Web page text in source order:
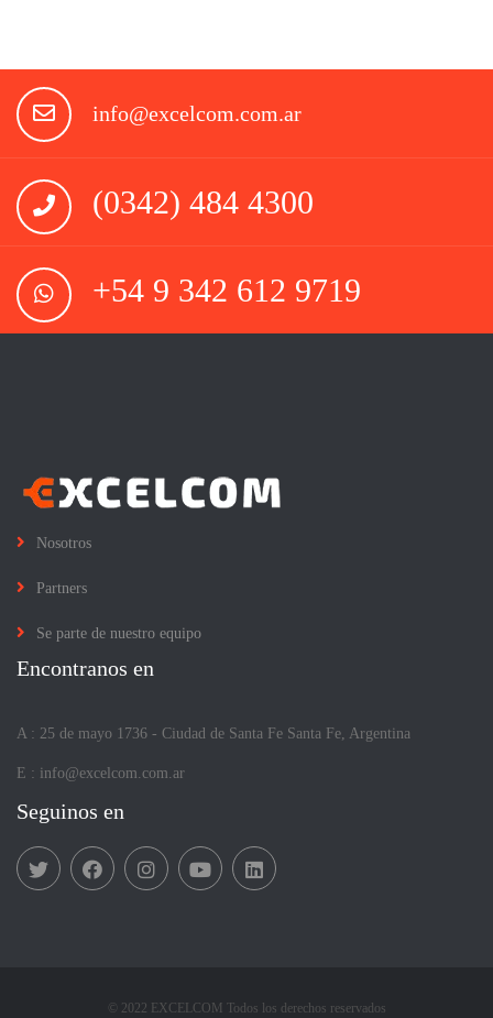
info@excelcom.com.ar
(0342) 484 4300
+54 9 342 612 9719
Nosotros
Partners
Se parte de nuestro equipo
Encontranos en
A : 25 de mayo 1736 - Ciudad de Santa Fe Santa Fe, Argentina
E : info@excelcom.com.ar
Seguinos en
© 2022 EXCELCOM Todos los derechos reservados